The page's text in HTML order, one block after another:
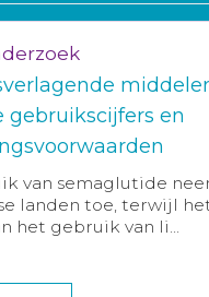
gebruikscijfers en
van semaglutide
landen toe, terwijl
het gebruik van li...